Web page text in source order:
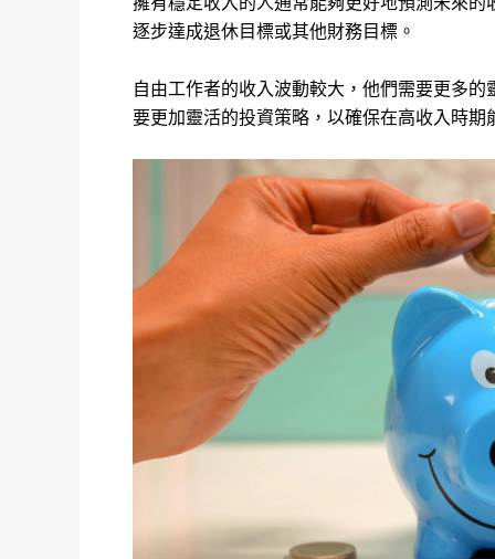
逐步達成退休目標或其他財務目標。
自由工作者的收入波動較大，他們需要更多
要更加靈活的投資策略，以確保在高收入時